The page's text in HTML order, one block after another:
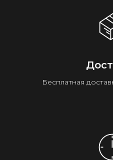
Бесплатная